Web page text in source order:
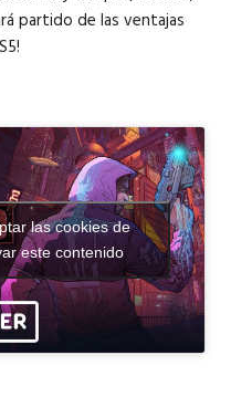
partido de las ventajas
las cookies de
este contenido